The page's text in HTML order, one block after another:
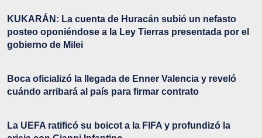
KUKARÁN: La cuenta de Huracán subió un nefasto
posteo oponiéndose a la Ley Tierras presentada por el
gobierno de Milei
Boca oficializó la llegada de Enner Valencia y reveló
cuándo arribará al país para firmar contrato
La UEFA ratificó su boicot a la FIFA y profundizó la